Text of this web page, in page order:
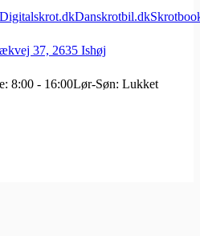
Digitalskrot.dkDanskrotbil.dk
37, 2635 Ishøj
8:00 - 16:00Lør-Søn: Lukket